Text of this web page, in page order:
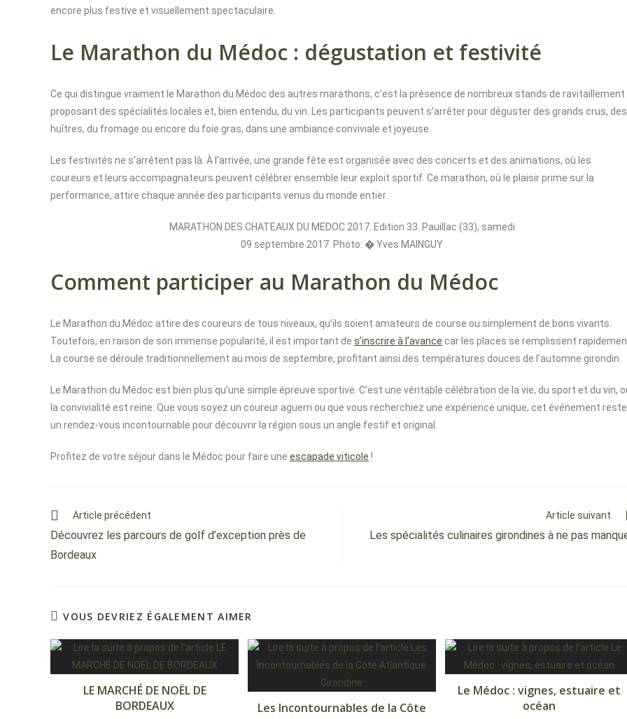
encore plus festive et visuellement spectaculaire.
Le Marathon du Médoc : dégustation et festivité
Ce qui distingue vraiment le Marathon du Médoc des autres marathons, c’est la présence de nombreux stands de ravitaillement
proposant des spécialités locales et, bien entendu, du vin. Les participants peuvent s’arrêter pour déguster des grands crus, des
huîtres, du fromage ou encore du foie gras, dans une ambiance conviviale et joyeuse.
Les festivités ne s’arrêtent pas là. À l’arrivée, une grande fête est organisée avec des concerts et des animations, où les
coureurs et leurs accompagnateurs peuvent célébrer ensemble leur exploit sportif. Ce marathon, où le plaisir prime sur la
performance, attire chaque année des participants venus du monde entier.
MARATHON DES CHATEAUX DU MEDOC 2017. Edition 33. Pauillac (33), samedi
09 septembre 2017. Photo: � Yves MAINGUY
Comment participer au Marathon du Médoc
Le Marathon du Médoc attire des coureurs de tous niveaux, qu’ils soient amateurs de course ou simplement de bons vivants.
Toutefois, en raison de son immense popularité, il est important de s’inscrire à l’avance car les places se remplissent
La course se déroule traditionnellement au mois de septembre, profitant ainsi des températures douces de l’automne girondin.
Le Marathon du Médoc est bien plus qu’une simple épreuve sportive. C’est une véritable célébration de la vie, du sport et du vin,
la convivialité est reine. Que vous soyez un coureur aguerri ou que vous recherchiez une expérience unique, cet événement reste
un rendez-vous incontournable pour découvrir la région sous un angle festif et original.
Profitez de votre séjour dans le Médoc pour faire une escapade viticole !
Article précédent
Découvrez les parcours de golf d’exception près de
Bordeaux
Article suivant
Les spécialités culinaires girondines à ne pas
VOUS DEVRIEZ ÉGALEMENT AIMER
LE MARCHÉ DE NOËL DE
BORDEAUX
Les Incontournables de la Côte
Le Médoc : vignes, estuaire et
océan